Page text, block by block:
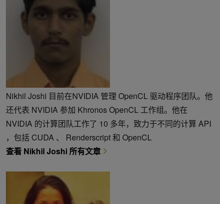
Nikhil Joshi 目前在NVIDIA 管理 OpenCL 驱动程序团队。他
还代表 NVIDIA 参加 Khronos OpenCL 工作组。他在
NVIDIA 的计算团队工作了 10 多年，致力于不同的计算 API
，包括 CUDA 、 Renderscript 和 OpenCL
查看 Nikhil Joshi 所有文章